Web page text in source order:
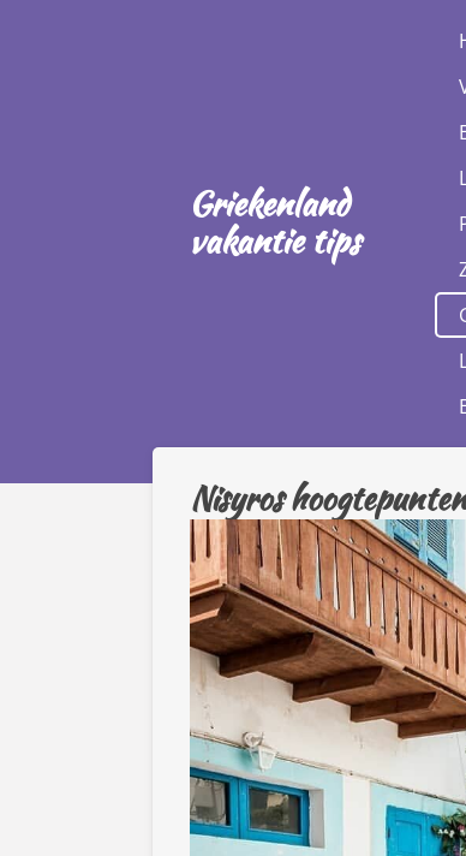
Griekenland
vakantie tips
Nisyros hoogtepunten